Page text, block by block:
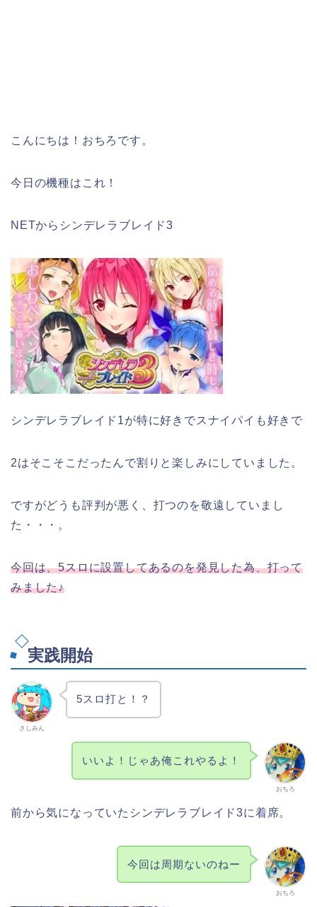
こんにちは！おちろです。
今日の機種はこれ！
NETからシンデレラブレイド3
シンデレラブレイド1が特に好きでスナイパイも好きで
2はそこそこだったんで割りと楽しみにしていました。
ですがどうも評判が悪く、打つのを敬遠していまし
た・・・。
今回は、5スロに設置してあるのを発見した為、打って
みました♪
実践開始
さしみん
5スロ打と！？
おちろ
いいよ！じゃあ俺これやるよ！
前から気になっていたシンデレラブレイド3に着席。
おちろ
今回は周期ないのねー